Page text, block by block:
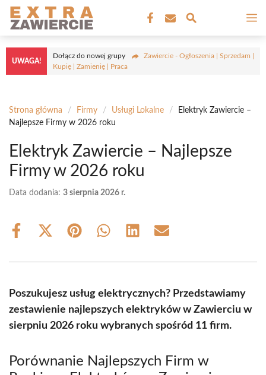
Przejdź
treści
UWAGA!
Dołącz do nowej grupy
Zawiercie - Ogłoszenia | Sprzedam |
Kupię | Zamienię | Praca
Strona główna / Firmy / Usługi Lokalne /
Elektryk Zawiercie –
Najlepsze Firmy w 2026 roku
Elektryk Zawiercie – Najlepsze
Firmy w 2026 roku
Data dodania: 3 sierpnia 2026 r.
Share
Share
(Twitter)
Share Share Share Share
Poszukujesz usług elektrycznych? Przedstawiamy
zestawienie najlepszych elektryków w Zawierciu w
sierpniu 2026 roku wybranych spośród 11 firm.
Porównanie Najlepszych Firm w